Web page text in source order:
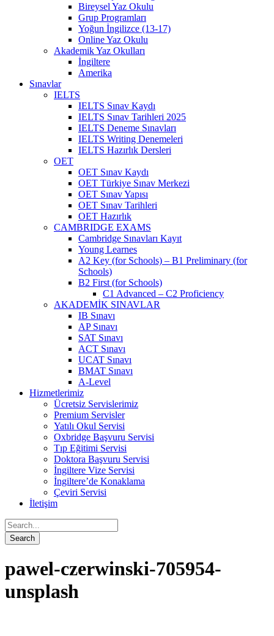
Bireysel Yaz Okulu
Grup Programları
Yoğun İngilizce (13-17)
Online Yaz Okulu
Akademik Yaz Okulları
İngiltere
Amerika
Sınavlar
IELTS
IELTS Sınav Kaydı
IELTS Sınav Tarihleri 2025
IELTS Deneme Sınavları
IELTS Writing Denemeleri
IELTS Hazırlık Dersleri
OET
OET Sınav Kaydı
OET Türkiye Sınav Merkezi
OET Sınav Yapısı
OET Sınav Tarihleri
OET Hazırlık
CAMBRIDGE EXAMS
Cambridge Sınavları Kayıt
Young Learnes
A2 Key (for Schools) – B1 Preliminary (for
Schools)
B2 First (for Schools)
C1 Advanced – C2 Proficiency
AKADEMİK SINAVLAR
IB Sınavı
AP Sınavı
SAT Sınavı
ACT Sınavı
UCAT Sınavı
BMAT Sınavı
A-Level
Hizmetlerimiz
Ücretsiz Servislerimiz
Premium Servisler
Yatılı Okul Servisi
Oxbridge Başvuru Servisi
Tıp Eğitimi Servisi
Doktora Başvuru Servisi
İngiltere Vize Servisi
İngiltere’de Konaklama
Çeviri Servisi
İletişim
pawel-czerwinski-705954-
unsplash